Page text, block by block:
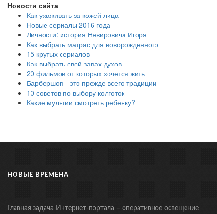
Новости сайта
Как ухаживать за кожей лица
Новые сериалы 2016 года
Личности: история Невировича Игоря
Как выбрать матрас для новорожденного
15 крутых сериалов
Как выбрать свой запах духов
20 фильмов от которых хочется жить
Барбершоп - это прежде всего традиции
10 советов по выбору колготок
Какие мультии смотреть ребенку?
НОВЫЕ ВРЕМЕНА
Главная задача Интернет-портала – оперативное освещение